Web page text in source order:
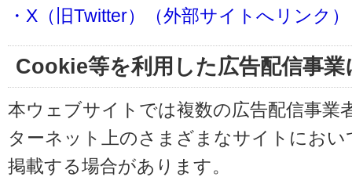
・X（旧Twitter）（外部サイトへリンク）
Cookie等を利用した広告配信事
本ウェブサイトでは複数の広告配信事業
ターネット上のさまざまなサイトにお
掲載する場合があります。